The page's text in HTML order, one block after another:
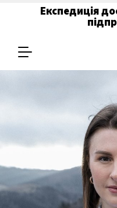
Експедиція